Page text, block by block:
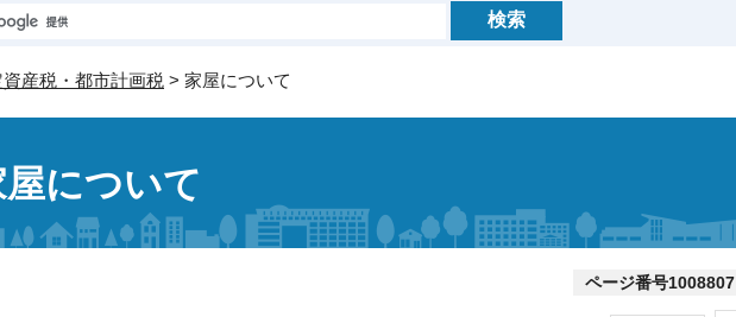
資産税・都市計画税 > 家屋について
屋について
ページ番号1008807